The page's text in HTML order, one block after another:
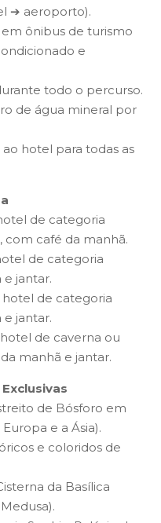
➔ aeroporto).
ônibus de turismo
e
todo o percurso.
de água mineral por
hotel para todas as
de categoria
com café da manhã.
de categoria
jantar.
de categoria
jantar.
de caverna ou
manhã e jantar.
de Bósforo em
e a Ásia).
e coloridos de
da Basílica